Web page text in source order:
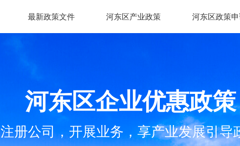
最新政策文件 河东区产业政策 河东区政策
河东区企业优惠政策
注册公司，开展业务，享产业发展引导